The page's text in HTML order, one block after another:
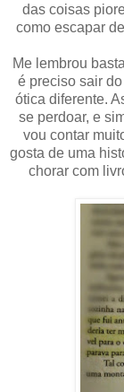
das coisas
como escapar
Me lembrou
é preciso sair
ótica diferente.
se perdoar, e
vou contar
gosta de uma
chorar com